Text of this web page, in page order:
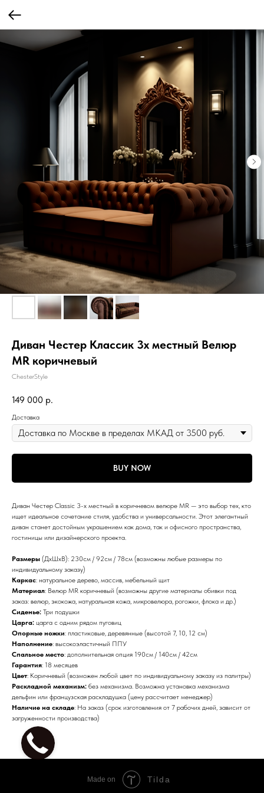
Диван Честер Классик 3х местный Велюр
MR коричневый
ChesterStyle
149 000 р.
Доставка
BUY NOW
Диван Честер Classic 3-х местный в коричневом велюре MR — это выбор тех, кто
ищет идеальное сочетание стиля, удобства и универсальности. Этот элегантный
диван станет достойным украшением как дома, так и офисного пространства,
гостиницы или дизайнерского проекта.
Размеры (ДхШхВ): 230см / 92см / 78см (возможны любые размеры по
индивидуальному заказу)
Каркас: натуральное дерево, массив, мебельный щит
Материал: Велюр MR коричневый (возможны другие материалы обивки под
заказ: велюр, экокожа, натуральная кожа, микровелюра, рогожки, флока и др.)
Сиденье: Три подушки
Царга: царга с одним рядом пуговиц
Опорные ножки: пластиковые, деревянные (высотой 7, 10, 12 см)
Наполнение: высокоэластичный ППУ
Спальное место: дополнительная опция 190см / 140см / 42см
Гарантия: 18 месяцев
Цвет: Коричневый (возможен любой цвет по индивидуальному заказу из палитры)
Раскладной механизм: без механизма. Возможна установка механизма
дельфин или французская раскладушка (цену рассчитает менеджер)
Наличие на складе: На заказ (срок изготовления от 7 рабочих дней, зависит от
загруженности производства)
Made on Tilda